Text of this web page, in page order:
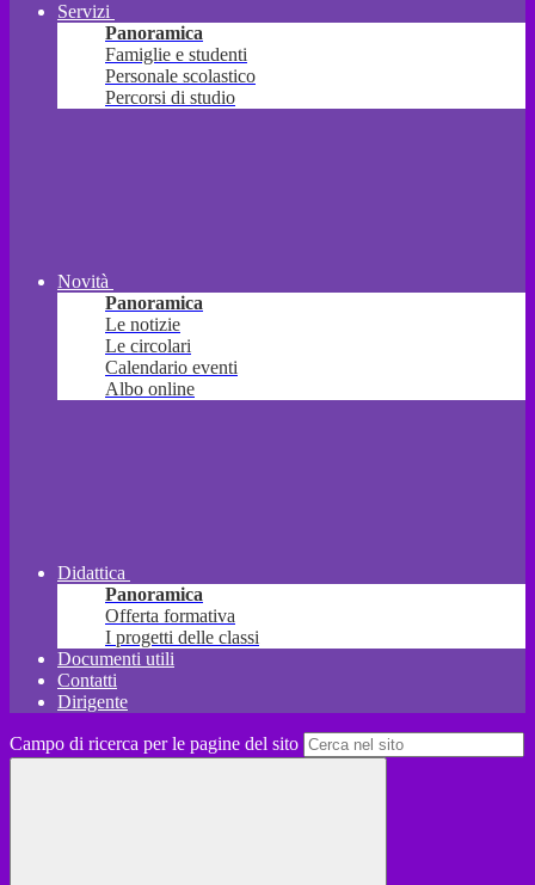
Servizi
Panoramica
Famiglie e studenti
Personale scolastico
Percorsi di studio
Novità
Panoramica
Le notizie
Le circolari
Calendario eventi
Albo online
Didattica
Panoramica
Offerta formativa
I progetti delle classi
Documenti utili
Contatti
Dirigente
Campo di ricerca per le pagine del sito